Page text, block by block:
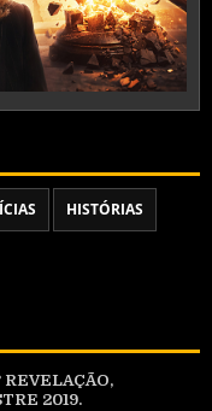
HISTÓRIAS
2019.